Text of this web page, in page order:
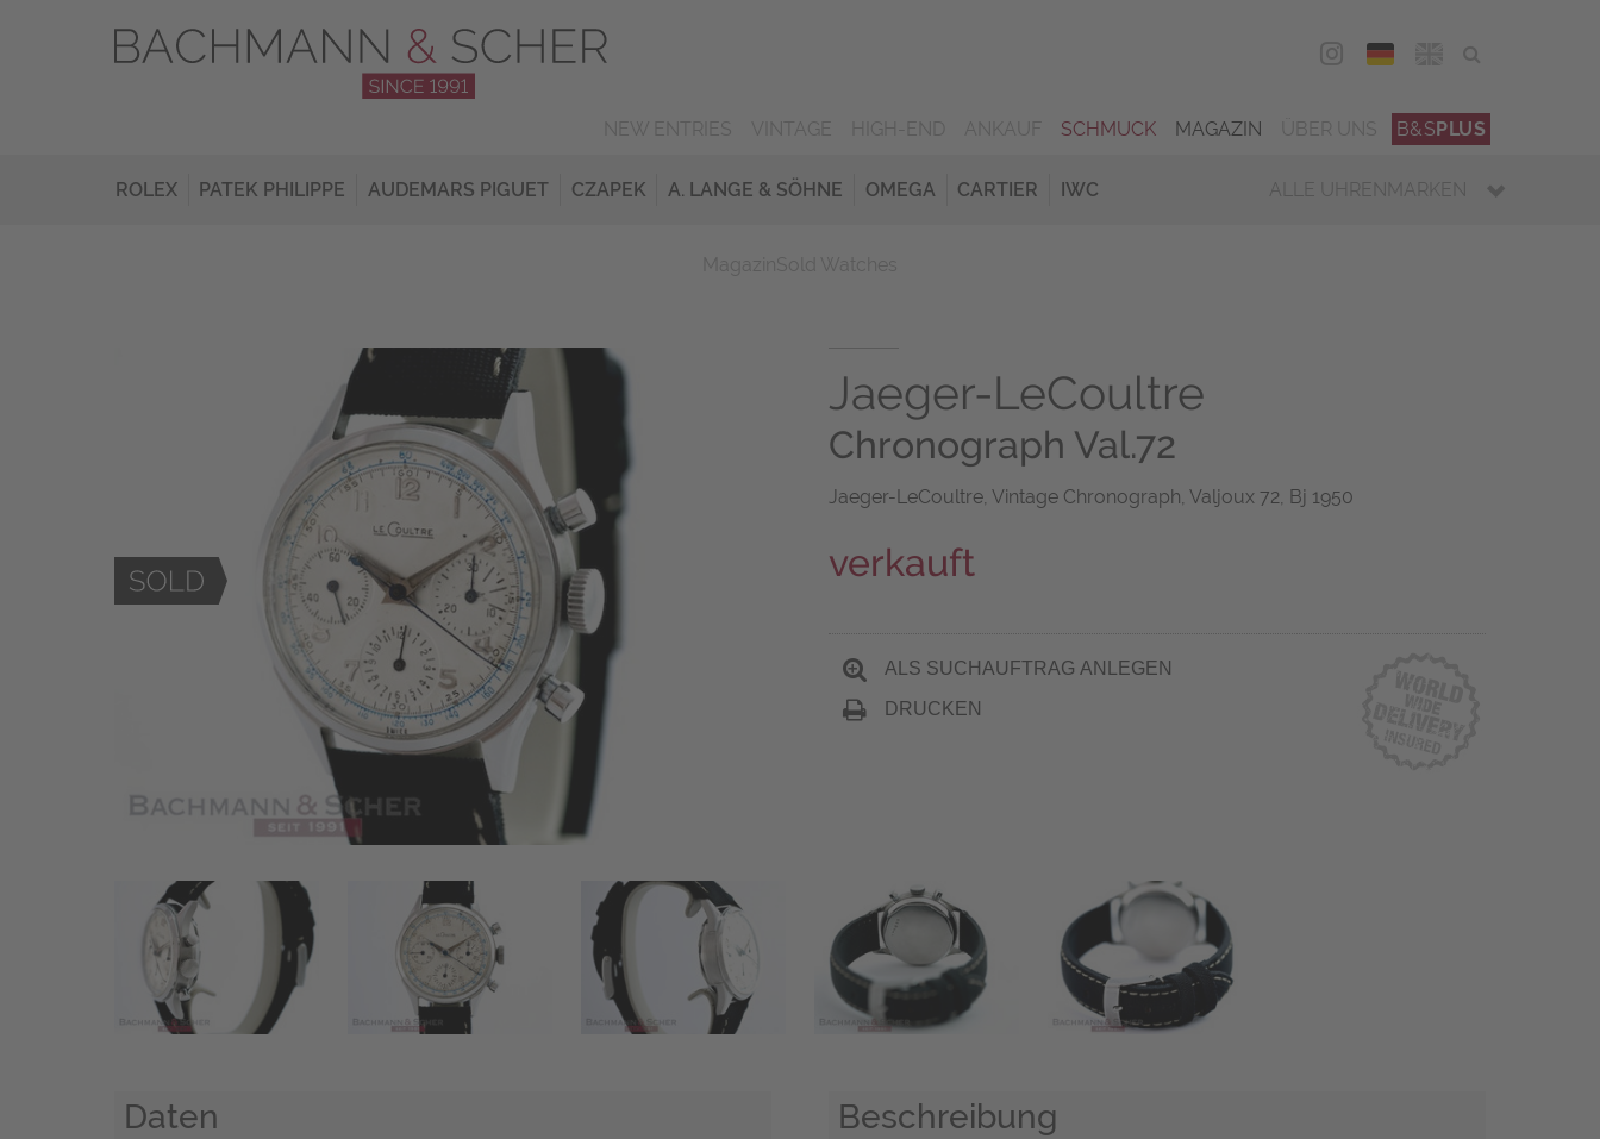
DEU
SCHMUCK MAGAZIN B&SPLUS
ROLEX PATEK PHILIPPE AUDEMARS PIGUET CZAPEK A. LANGE & SÖHNE OMEGA CARTIER IWC ALLE UHRENMARKEN
Jaeger-LeCoultre
Chronograph Val.72
Jaeger-LeCoultre, Vintage Chronograph, Valjoux 72, Bj 1950
verkauft
ALS SUCHAUFTRAG ANLEGEN
DRUCKEN
Daten Beschreibung